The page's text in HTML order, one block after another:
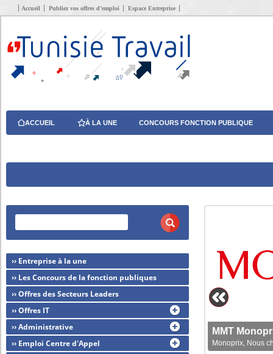
Accueil Publiez vos offres d’emploi Espace Entreprise
ACCUEIL À LA UNE CONCOURS FONCTION PUBLIQUE
MMT
Monoprix, Nous
›› Entreprise à la une
›› Les Concours de la fonction publiques
›› Offres des Secteurs Leaders
›› Offres IT
›› Administrative
›› Emploi Centre d'Appel